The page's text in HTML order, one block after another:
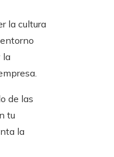
la cultura
la
de las
tu
la